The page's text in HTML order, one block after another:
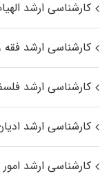
کارشناسی ارشد
کارشناسی ارشد
کارشناسی ارشد
کارشناسی ارشد
کارشناسی ارشد